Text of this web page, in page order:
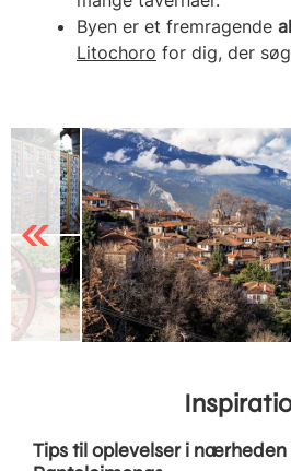
Byen er et fremragende
Litochoro for dig, der
Previous
Tips til oplevelser i nærheden